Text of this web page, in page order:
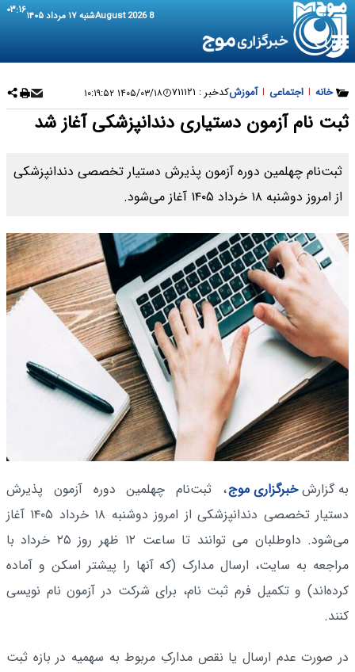
8 August 2026 شنبه ۱۷ مرداد ۱۴۰۵ ۰۳:۱۶
خانه | اجتماعی | آموزشکدخبر : ۷۱۱۱۲۱ ۱۴۰۵/۰۳/۱۸ ۱۰:۱۹:۵۲
ثبت نام آزمون دستیاری دندانپزشکی آغاز شد
ثبت‌نام چهلمین دوره آزمون پذیرش دستیار تخصصی دندانپزشکی
از امروز دوشنبه ۱۸ خرداد ۱۴۰۵ آغاز می‌شود.
به گزارشخبرگزاری موج، ثبت‌نام چهلمین دوره آزمون پذیرش
دستیار تخصصی دندانپزشکی از امروز دوشنبه ۱۸ خرداد ۱۴۰۵ آغاز
می‌شود. داوطلبان می توانند تا ساعت ١٢ ظهر روز ۲۵ خرداد با
مراجعه به سایت، ارسال مدارک (که آنها را پیشتر اسکن و آماده
کرده‌اند) و تکمیل فرم ثبت نام، برای شرکت در آزمون نام نویسی
کنند.
در صورت عدم ارسال یا نقص مدارکِ مربوط به سهمیه در بازه ثبت